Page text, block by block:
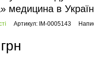
медицина в
Артикул: IM-0005143